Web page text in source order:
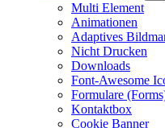
Multi Element
Animationen
Adaptives
Nicht Drucken
Downloads
Font-Awesome
Formulare
Kontaktbox
Cookie Banner